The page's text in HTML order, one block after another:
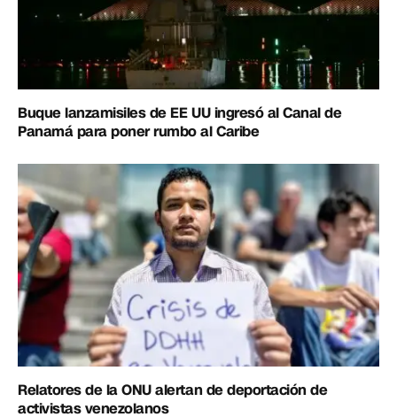
Buque lanzamisiles de EE UU ingresó al Canal de
Panamá para poner rumbo al Caribe
Relatores de la ONU alertan de deportación de
activistas venezolanos